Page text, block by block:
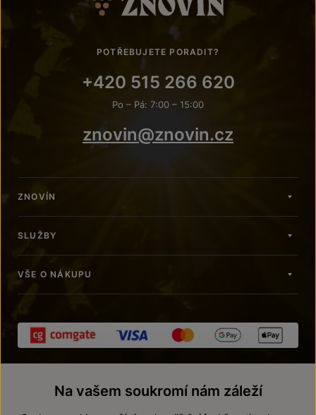
POTŘEBUJETE PORADIT?
+420 515 266 620
Po – Pá: 7:00 – 15:00
znovin@znovin.cz
ZNOVÍN
SLUŽBY
VŠE O NÁKUPU
Na vašem soukromí nám záleží